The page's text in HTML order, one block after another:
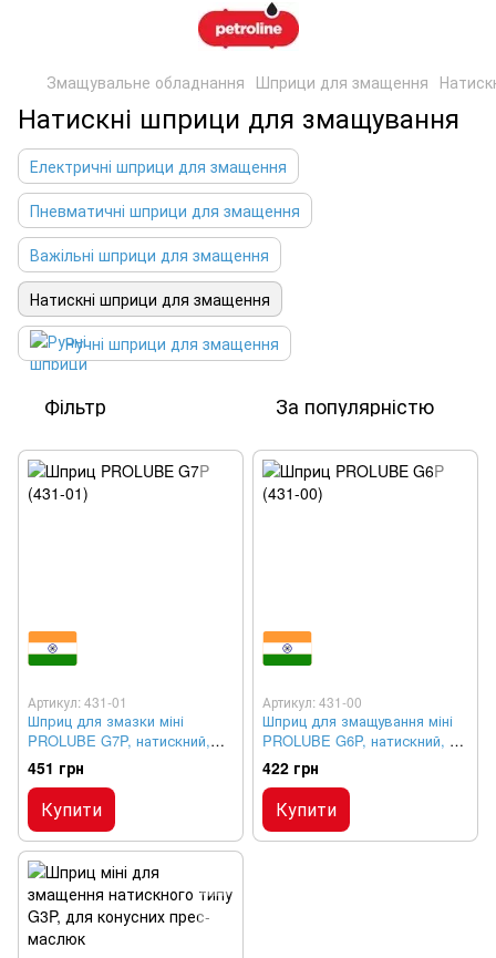
Змащувальне обладнання Шприци для змащення
Натискні шприци для змащування
Електричні шприци для змащення
Пневматичні шприци для змащення
Важільні шприци для змащення
Натискні шприци для змащення
Ручні шприци для змащення
Фільтр За популярністю
Артикул: 431-01
Шприц для змазки міні
PROLUBE G7P, натискний,
125 см³
451 грн
Купити
Артикул: 431-00
Шприц для змащування міні
PROLUBE G6P, натискний, 30
см³
422 грн
Купити